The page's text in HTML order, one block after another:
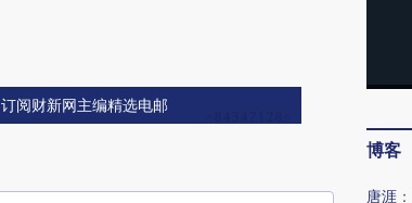
订阅财新网主编精选电邮
博客
唐涯 ：